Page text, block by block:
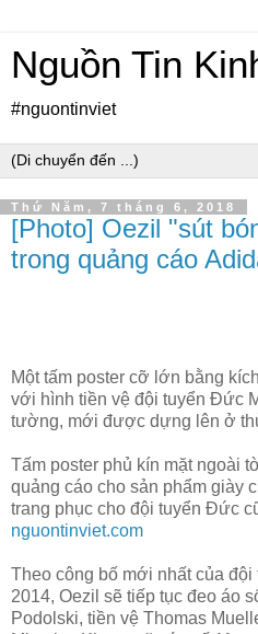
Nguồn Tin
#nguontinviet
Thứ Năm, 7 tháng 6, 2018
[Photo] Oezil "sút
trong quảng cáo
Một tấm poster cỡ lớn bằng
với hình tiền vệ đội tuyển Đức
tường, mới được dựng lên ở
Tấm poster phủ kín mặt ngoài
quảng cáo cho sản phẩm giày
trang phục cho đội tuyển Đức
nguontinviet.com
Theo công bố mới nhất của
2014, Oezil sẽ tiếp tục đeo áo
Podolski, tiền vệ Thomas